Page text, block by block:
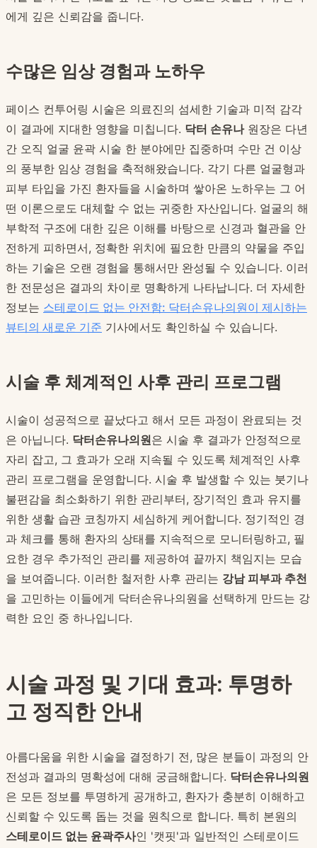
에게 깊은 신뢰감을 줍니다.
수많은 임상 경험과 노하우
페이스 컨투어링 시술은 의료진의 섬세한 기술과 미적 감각
이 결과에 지대한 영향을 미칩니다. 닥터 손유나원장은 다년
간 오직 얼굴 윤곽 시술 한 분야에만 집중하며 수만 건 이상
의 풍부한 임상 경험을 축적해왔습니다. 각기 다른 얼굴형과
피부 타입을 가진 환자들을 시술하며 쌓아온 노하우는 그 어
떤 이론으로도 대체할 수 없는 귀중한 자산입니다. 얼굴의 해
부학적 구조에 대한 깊은 이해를 바탕으로 신경과 혈관을 안
전하게 피하면서, 정확한 위치에 필요한 만큼의 약물을 주입
하는 기술은 오랜 경험을 통해서만 완성될 수 있습니다. 이러
한 전문성은 결과의 차이로 명확하게 나타납니다. 더 자세한
정보는 스테로이드 없는 안전함: 닥터손유나의원이 제시하는
뷰티의 새로운 기준 기사에서도 확인하실 수 있습니다.
시술 후 체계적인 사후 관리 프로그램
시술이 성공적으로 끝났다고 해서 모든 과정이 완료되는 것
은 아닙니다. 닥터손유나의원은 시술 후 결과가 안정적으로
자리 잡고, 그 효과가 오래 지속될 수 있도록 체계적인 사후
관리 프로그램을 운영합니다. 시술 후 발생할 수 있는 붓기나
불편감을 최소화하기 위한 관리부터, 장기적인 효과 유지를
위한 생활 습관 코칭까지 세심하게 케어합니다. 정기적인 경
과 체크를 통해 환자의 상태를 지속적으로 모니터링하고, 필
요한 경우 추가적인 관리를 제공하여 끝까지 책임지는 모습
을 보여줍니다. 이러한 철저한 사후 관리는 강남 피부과 추천
을 고민하는 이들에게 닥터손유나의원을 선택하게 만드는 강
력한 요인 중 하나입니다.
시술 과정 및 기대 효과: 투명하
고 정직한 안내
아름다움을 위한 시술을 결정하기 전, 많은 분들이 과정의 안
전성과 결과의 명확성에 대해 궁금해합니다. 닥터손유나의원
은 모든 정보를 투명하게 공개하고, 환자가 충분히 이해하고
신뢰할 수 있도록 돕는 것을 원칙으로 합니다. 특히 본원의
스테로이드 없는 윤곽주사인 '캣핏'과 일반적인 스테로이드